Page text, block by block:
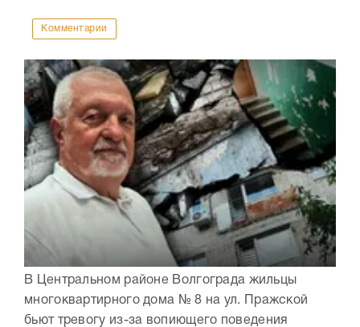
Комментарии
В Центральном районе Волгограда жильцы
многоквартирного дома № 8 на ул. Пражской
бьют тревогу из-за вопиющего поведения